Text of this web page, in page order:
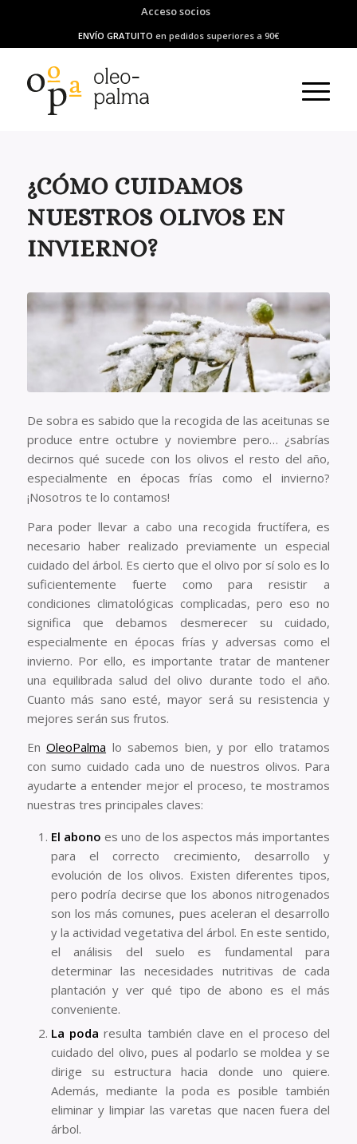
Acceso socios
ENVÍO GRATUITO en pedidos superiores a 90€
¿CÓMO CUIDAMOS
NUESTROS OLIVOS EN
INVIERNO?
De sobra es sabido que la recogida de las aceitunas se
produce entre octubre y noviembre pero… ¿sabrías
decirnos qué sucede con los olivos el resto del año,
especialmente en épocas frías como el invierno?
¡Nosotros te lo contamos!
Para poder llevar a cabo una recogida fructífera, es
necesario haber realizado previamente un especial
cuidado del árbol. Es cierto que el olivo por sí solo es lo
suficientemente fuerte como para resistir a
condiciones climatológicas complicadas, pero eso no
significa que debamos desmerecer su cuidado,
especialmente en épocas frías y adversas como el
invierno. Por ello, es importante tratar de mantener
una equilibrada salud del olivo durante todo el año.
Cuanto más sano esté, mayor será su resistencia y
mejores serán sus frutos.
EnOleoPalma lo sabemos bien, y por ello tratamos
con sumo cuidado cada uno de nuestros olivos. Para
ayudarte a entender mejor el proceso, te mostramos
nuestras tres principales claves:
El abono es uno de los aspectos más importantes
para el correcto crecimiento, desarrollo y
evolución de los olivos. Existen diferentes tipos,
pero podría decirse que los abonos nitrogenados
son los más comunes, pues aceleran el desarrollo
y la actividad vegetativa del árbol. En este sentido,
el análisis del suelo es fundamental para
determinar las necesidades nutritivas de cada
plantación y ver qué tipo de abono es el más
conveniente.
La poda resulta también clave en el proceso del
cuidado del olivo, pues al podarlo se moldea y se
dirige su estructura hacia donde uno quiere.
Además, mediante la poda es posible también
eliminar y limpiar las varetas que nacen fuera del
árbol.